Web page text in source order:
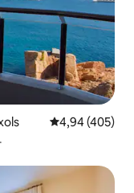
Середня
4,94 (405)